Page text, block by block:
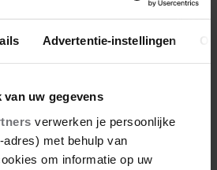
Advertentie-instellingen
uw gegevens
verwerken je persoonlijke
met behulp van
om informatie op uw